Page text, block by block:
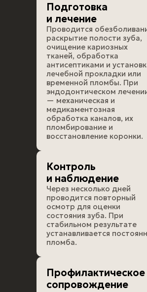
Подготовка
и лечение
Проводится
раскрытие полости зуба,
очищение кариозных
тканей, обработка
антисептиками и
лечебной прокладки или
временной пломбы. При
эндодонтическом
— механическая и
медикаментозная
обработка каналов, их
пломбирование и
восстановление коронки.
Контроль
и наблюдение
Через несколько дней
проводится повторный
осмотр для оценки
состояния зуба. При
стабильном результате
устанавливается
пломба.
Профилактическое
сопровождение